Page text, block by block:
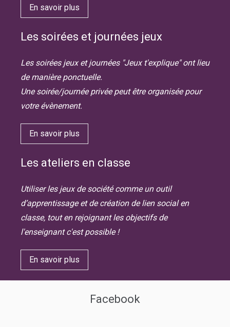
En savoir plus
Les soirées et journées jeux
Les soirées jeux et journées "Jeux t'explique" ont lieu
de manière ponctuelle.
Une soirée/journée privée peut être organisée pour
votre évènement.
En savoir plus
Les ateliers en classe
Utiliser les jeux de société comme un outil
d’apprentissage et de création de lien social en
classe, tout en rejoignant les objectifs de
l'enseignant c'est possible !
En savoir plus
Facebook